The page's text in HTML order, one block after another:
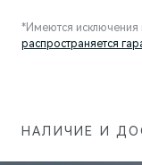
*Имеются
распространяется
НАЛИЧИЕ И